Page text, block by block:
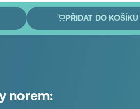
PŘIDAT DO KOŠÍKU
norem: